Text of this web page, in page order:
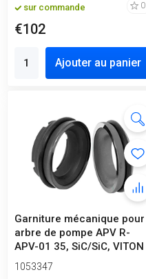
sur commande 0
€102
Ajouter au panier
Garniture mécanique pour
arbre de pompe APV R-
APV-01 35, SiC/SiC, VITON
1053347